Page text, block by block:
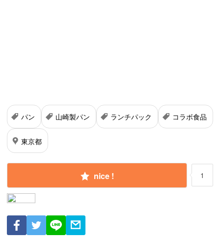
パン 山崎製パン ランチパック コラボ食品
東京都
nice ! 1